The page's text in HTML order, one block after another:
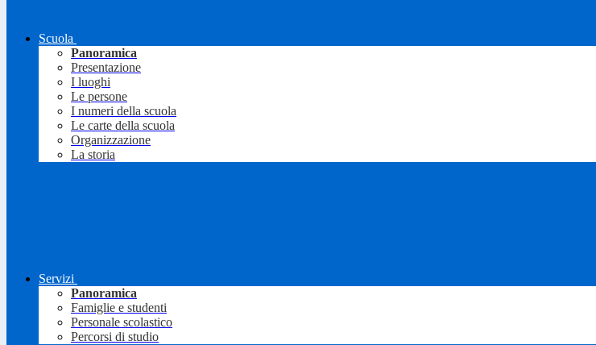
Scuola
Panoramica
Presentazione
I luoghi
Le persone
I numeri della scuola
Le carte della scuola
Organizzazione
La storia
Servizi
Panoramica
Famiglie e studenti
Personale scolastico
Percorsi di studio